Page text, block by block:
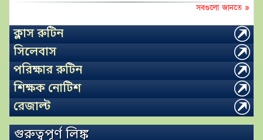
সবগুলো জানতে »
ক্লাস রুটিন
সিলেবাস
পরিক্ষার রুটিন
শিক্ষক নোটিশ
রেজাল্ট
গুরুত্বপূর্ণ লিঙ্ক